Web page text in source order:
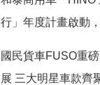
行」年度計畫啟動
國民貨車FUSO重
展 三大明星車款齊